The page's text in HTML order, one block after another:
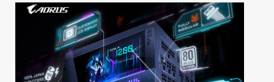
TIETOA
KAUPPA